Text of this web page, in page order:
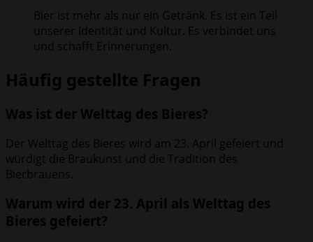
Bier ist mehr als nur ein Getränk. Es ist ein Teil
unserer Identität und Kultur. Es verbindet uns
und schafft Erinnerungen.
Häufig gestellte Fragen
Was ist der Welttag des Bieres?
Der Welttag des Bieres wird am 23. April gefeiert und
würdigt die Braukunst und die Tradition des
Bierbrauens.
Warum wird der 23. April als Welttag des
Bieres gefeiert?